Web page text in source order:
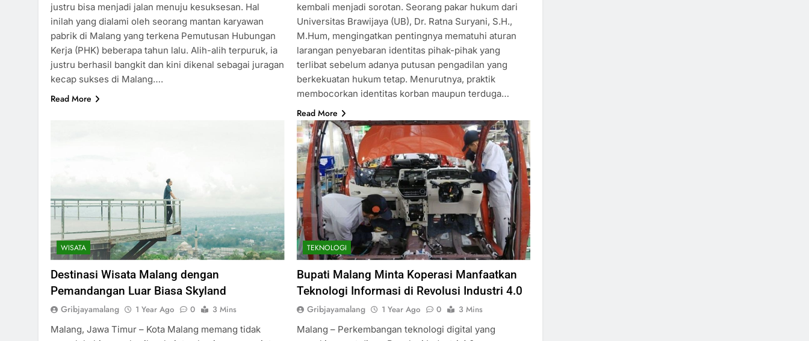
justru bisa menjadi jalan menuju kesuksesan. Hal
inilah yang dialami oleh seorang mantan karyawan
pabrik di Malang yang terkena Pemutusan Hubungan
Kerja (PHK) beberapa tahun lalu. Alih-alih terpuruk, ia
justru berhasil bangkit dan kini dikenal sebagai juragan
kecap sukses di Malang….
Read More
kembali menjadi sorotan. Seorang pakar hukum dari
Universitas Brawijaya (UB), Dr. Ratna Suryani, S.H.,
M.Hum, mengingatkan pentingnya mematuhi aturan
larangan penyebaran identitas pihak-pihak yang
terlibat sebelum adanya putusan pengadilan yang
berkekuatan hukum tetap. Menurutnya, praktik
membocorkan identitas korban maupun terduga…
Read More
WISATA
Destinasi Wisata Malang dengan
Pemandangan Luar Biasa Skyland
Gribjayamalang 1 Year Ago 0
3 Mins
Malang, Jawa Timur – Kota Malang memang tidak
TEKNOLOGI
Bupati Malang Minta Koperasi Manfaatkan
Teknologi Informasi di Revolusi Industri 4.0
Gribjayamalang 1 Year Ago 0
3 Mins
Malang – Perkembangan teknologi digital yang